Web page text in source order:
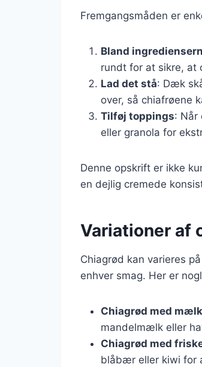
Fremgangsmåden er
Bland
rundt for at sikre, at
Lad det stå: Dæk
over, så chiafrøene
Tilføj toppings: Når
eller granola for
Denne opskrift er ikke
en dejlig cremede
Variationer af
Chiagrød kan varieres
enhver smag. Her er
Chiagrød med mælk
mandelmælk eller
Chiagrød med
blåbær eller kiwi for